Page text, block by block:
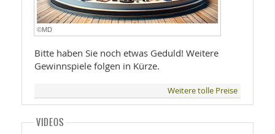
©MD
Bitte haben Sie noch etwas Geduld! Weitere
Gewinnspiele folgen in Kürze.
Weitere tolle Preise
VIDEOS